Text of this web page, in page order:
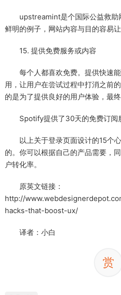
upstreamint是个国际公益救助
鲜明的例子，网站内容与目的容易让
15. 提供免费服务或内容
每个人都喜欢免费。提供快速能
用，让用户在尝试过程中打消之前
的是为了提供良好的用户体验，最终
Spotify提供了30天的免费订阅服
以上关于登录页面设计的15个心
的。你可以根据自己的产品需要，
户转化率。
原英文链接：
http://
hacks-that-boost-ux/
译者：小白
赏